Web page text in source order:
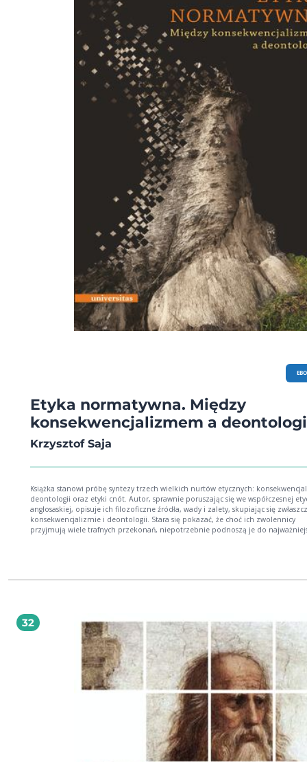
Borejki, ukraińskiego naukowca, zoologa i aktywisty na rzecz ochrony przyrody
praca zbiorowa Rzuć polowanie – zostań człowiekiem. Borejko zebrał w
tomie artykuły naukowców i eseje pisarzy z różnych krajów, potępiające i
okrucieństwo oraz bezsens tej „paskudnej zabawy w zabijanie”, jak to określił
pisarz Władimir Czertkow. Wszak myślistwo w obecnych czasach nie jest
biologiczną potrzebą przeżycia; to kulturowy archaizm, „demoniczna
wobec czego „powinno tak jak niewolnictwo trafić do lamusa historii”. W 2020
piętnaście lat później, kontynuując dzieło Władimira Borejki, oddaję do rąk
czytelników pracę zbiorową pod moją redakcją, zatytułowaną Etyczne
myślistwa. Do współpracy zaprosiłam wybitnych polskich badaczy: etyków,
psychologów, pedagogów, prawników i biologów, reprezentujących różne
akademickie. Teza tej książki jest zdecydowanie ‒ i mocno ‒ postawiona,
jak to uczynił Borejko, i ma związek z fundamentalną zasadą moralną –
aksjologiczno-normatywną podstawą naszej kultury: „dobro pochwalaj, a zło
potępiaj”. Nie bądźmy bierni, nie przechodźmy obojętnie wobec cudzej
zarówno ludzkiej, jak i zwierzęcej. Albowiem, jak pisał filozof Edmund Burke,
wystarczy, aby dobrzy ludzie nic nie robili”. Tym samym naszą moralną
powinno być aktywne sprzeciwianie się okrucieństwu czynionemu nie tylko
ale również zwierzętom, i potępianie sprawców, ponieważ brak naszej
reakcji wzmacnia ich niegodziwość. Do tej fundamentalnej zasady moralnej
odwoływał się między innymi Albert Schweitzer ‒ jeden z najwybitniejszych
działacz społeczny i lekarz, laureat Pokojowej Nagrody Nobla z 1952 roku.
Schweitzera, myślistwo w czasach współczesnych jest przejawem zła w czystej
należy o tym głośno mówić oraz głośno ten proceder krytykować. Pisał o tym
polski teolog i etyk, ks. prof. Tadeusz Ślipko, według którego współczesne
charakterze hobbystycznym „uchybia godności człowieka jako osoby i z tego
należy je zakwalifikować do kategorii działań moralnie nagannych”. Traktuję te
jako moralny imperatyw ‒ stąd pomysł na książkę i jej etyczne przesłanie. dr hab.
Dorota Probucka, prof. UP
Etyka normatywna. Między
konsekwencjalizmem a
Krzysztof Saja
Książka stanowi próbę syntezy trzech wielkich nurtów etycznych:
deontologii oraz etyki cnót. Autor, sprawnie poruszając się we współczesnej
anglosaskiej, opisuje ich filozoficzne źródła, wady i zalety, skupiając się
konsekwencjalizmie i deontologii. Stara się pokazać, że choć ich zwolennicy
przyjmują wiele trafnych przekonań, niepotrzebnie podnoszą je do
taki nie byłby osiągalny bez wcześniejszej szczegółowej analizy, czytelnik
norm moralnych. Problem wyboru pomiędzy konsekwencjalizmem a deontologią
rzadko bywa prezentowany w sposób całościowy, pozwalający czytelnikowi na
uchwycenie najważniejszych argumentów (i kontrargumentów) obu stron. [ …]
Recenzowana praca K. Saji stanowi próbę przedstawienia właśnie tego rodzaju
opracowania i – warto podkreślić to już na samym wstępie – próbę niezwykle
ambitną, bardzo szeroko zakrojoną, samodzielną w sposobie prezentacji i
materiału, a także zawierającą oryginalny wkład autora w postaci szkicu
hybrydowego konsekwencjalizmu wielu funkcji. […] Należy uznać ją za pozycję
bardzo wartościową, starannie przygotowaną i wartą polecenia. (Z recenzji
Zakładu Etyki Instytutu Filozofii Uniwersytetu Szczecińskiego. Specjalizuje się w
zakresie metaetyki, etyki normatywnej oraz etyki stosowanej. Jest autorem
książki Język etyki a utylitaryzm. Filozofia moralna Richarda M. Hare’a (2008)
kilkunastu artykułów naukowych wydanych w Polsce i za granicą. Przebywał na
i szkoleniach w takich ośrodkach jak Humboldt-Universität zu Berlin (Niemcy),
32